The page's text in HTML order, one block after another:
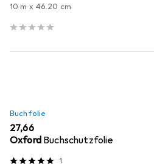
10 m x 46.20 cm
Buchfolie
EUR
27,66
Oxford Buchschutzfolie
1